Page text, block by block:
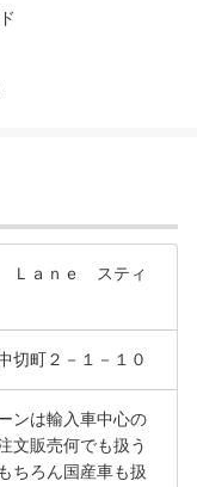
Ｌａｎｅ スティ
切町２－１－１０
ンは輸入車中心の
文販売何でも扱う
ちろん国産車も扱